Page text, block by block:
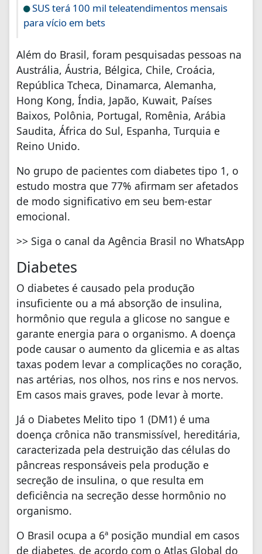
SUS terá 100 mil teleatendimentos mensais
para vício em bets
Além do Brasil, foram pesquisadas pessoas na
Austrália, Áustria, Bélgica, Chile, Croácia,
República Tcheca, Dinamarca, Alemanha,
Hong Kong, Índia, Japão, Kuwait, Países
Baixos, Polônia, Portugal, Romênia, Arábia
Saudita, África do Sul, Espanha, Turquia e
Reino Unido.
No grupo de pacientes com diabetes tipo 1, o
estudo mostra que 77% afirmam ser afetados
de modo significativo em seu bem-estar
emocional.
>> Siga o canal da Agência Brasil no WhatsApp
Diabetes
O diabetes é causado pela produção
insuficiente ou a má absorção de insulina,
hormônio que regula a glicose no sangue e
garante energia para o organismo. A doença
pode causar o aumento da glicemia e as altas
taxas podem levar a complicações no coração,
nas artérias, nos olhos, nos rins e nos nervos.
Em casos mais graves, pode levar à morte.
Já o Diabetes Melito tipo 1 (DM1) é uma
doença crônica não transmissível, hereditária,
caracterizada pela destruição das células do
pâncreas responsáveis pela produção e
secreção de insulina, o que resulta em
deficiência na secreção desse hormônio no
organismo.
O Brasil ocupa a 6ª posição mundial em casos
de diabetes, de acordo com o Atlas Global do